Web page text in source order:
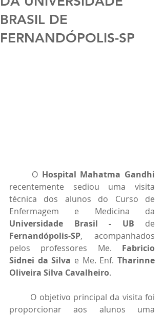
BRASIL DE
FERNANDÓPOLIS-SP
	O
Hospital Mahatma Gandhi
recentemente sediou uma visita
técnica dos alunos do Curso de
Universidade Brasil - UB
Fernandópolis-SP, acompanhados
pelos professores Me. Fabricio
Sidnei da Silva e Me. Enf. Tharinne
Oliveira Silva Cavalheiro.
proporcionar aos alunos uma